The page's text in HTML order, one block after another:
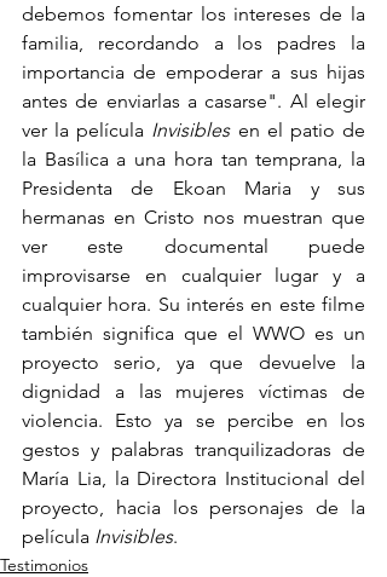
debemos fomentar los intereses de la
familia, recordando a los padres la
importancia de empoderar a sus hijas
antes de enviarlas a casarse". Al elegir
ver la película Invisibles en el patio de
la Basílica a una hora tan temprana, la
Presidenta de Ekoan Maria y sus
hermanas en Cristo nos muestran que
ver este documental puede
improvisarse en cualquier lugar y a
cualquier hora. Su interés en este filme
también significa que el WWO es un
proyecto serio, ya que devuelve la
dignidad a las mujeres víctimas de
violencia. Esto ya se percibe en los
gestos y palabras tranquilizadoras de
María Lia, la Directora Institucional del
proyecto, hacia los personajes de la
película Invisibles.
Testimonios